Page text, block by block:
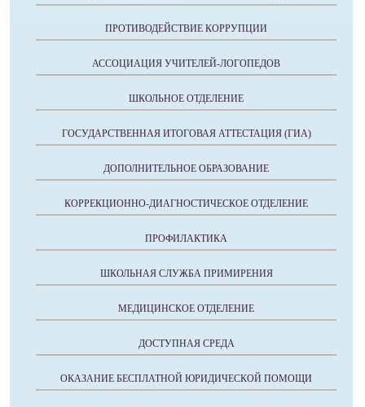
ПРОТИВОДЕЙСТВИЕ КОРРУПЦИИ
АССОЦИАЦИЯ УЧИТЕЛЕЙ-ЛОГОПЕДОВ
ШКОЛЬНОЕ ОТДЕЛЕНИЕ
ГОСУДАРСТВЕННАЯ ИТОГОВАЯ АТТЕСТАЦИЯ (ГИА)
ДОПОЛНИТЕЛЬНОЕ ОБРАЗОВАНИЕ
КОРРЕКЦИОННО-ДИАГНОСТИЧЕСКОЕ ОТДЕЛЕНИЕ
ПРОФИЛАКТИКА
ШКОЛЬНАЯ СЛУЖБА ПРИМИРЕНИЯ
МЕДИЦИНСКОЕ ОТДЕЛЕНИЕ
ДОСТУПНАЯ СРЕДА
ОКАЗАНИЕ БЕСПЛАТНОЙ ЮРИДИЧЕСКОЙ ПОМОЩИ